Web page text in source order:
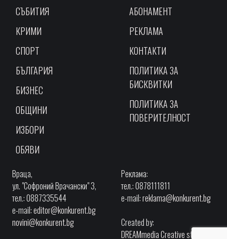
СЪБИТИЯ
КРИМИ
СПОРТ
БЪЛГАРИЯ
БИЗНЕС
ОБЩИНИ
ИЗБОРИ
ОБЯВИ
АБОНАМЕНТ
РЕКЛАМА
КОНТАКТИ
ПОЛИТИКА ЗА
БИСКВИТКИ
ПОЛИТИКА ЗА
ПОВЕРИТЕЛНОСТ
Враца,
ул. "Софроний Врачански" 3,
тел.: 0887335544
e-mail:editor@konkurent.bg
novini@konkurent.bg
Реклама:
тел.: 0878111811
e-mail:reklama@konkurent.bg
Created by:
DREAMmedia Creative studio